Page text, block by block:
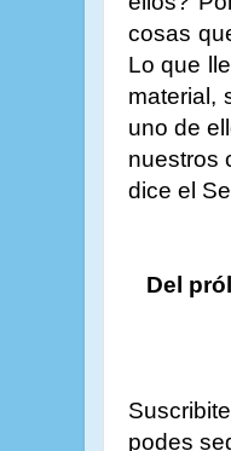
cosas
Lo que
material,
uno de
nuestros
dice el
Del
podes